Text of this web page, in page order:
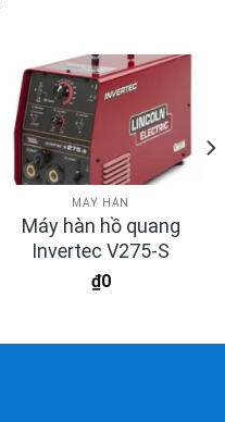
MÁY HÀN
Máy hàn hồ quang
Invertec V275-S
₫0